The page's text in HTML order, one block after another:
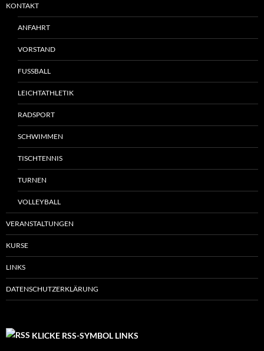
KONTAKT
ANFAHRT
VORSTAND
FUSSBALL
LEICHTATHLETIK
RADSPORT
SCHWIMMEN
TISCHTENNIS
TURNEN
VOLLEYBALL
VERANSTALTUNGEN
KURSE
LINKS
DATENSCHUTZERKLÄRUNG
KLICKE RSS-SYMBOL LINKS